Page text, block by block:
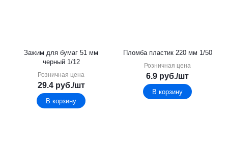
Зажим для бумаг 51 мм
черный 1/12
Розничная цена
29.4руб./шт
В корзину
Пломба пластик 220 мм 1/50
Розничная цена
6.9 руб./шт
В корзину